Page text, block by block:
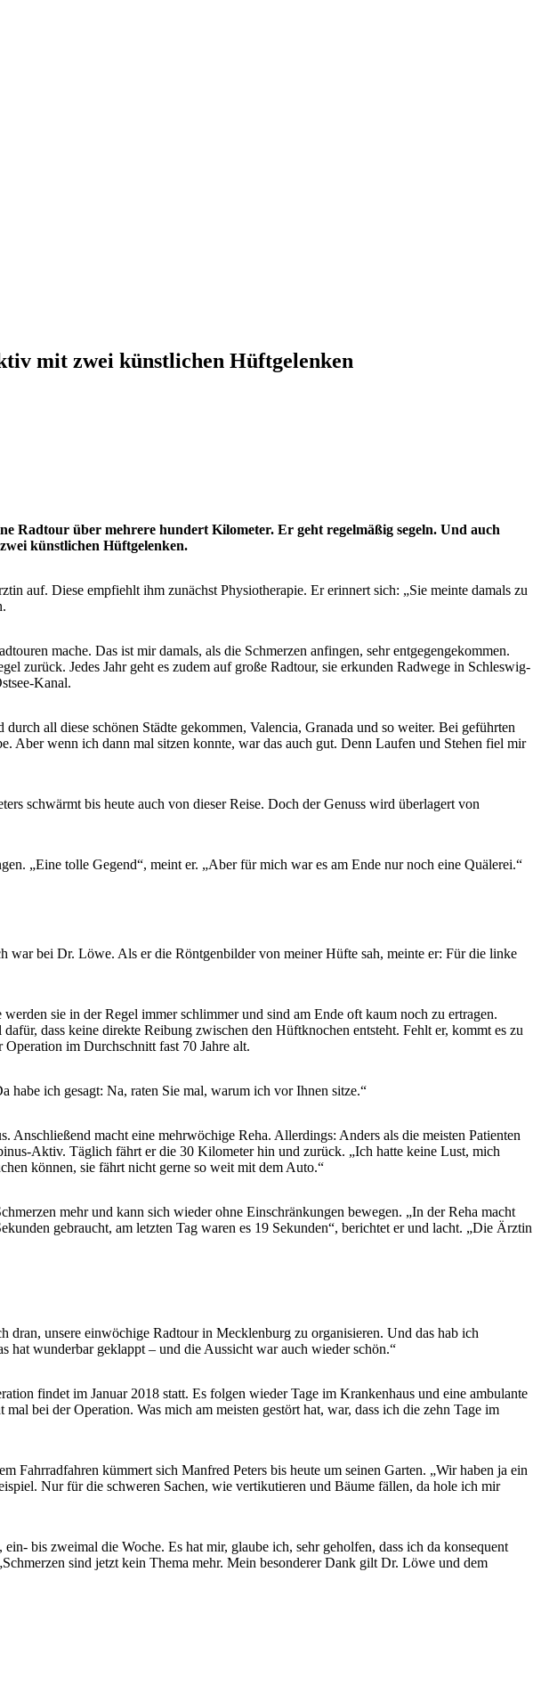
mit zwei künstlichen Hüftgelenken
Radtour über mehrere hundert Kilometer. Er geht regelmäßig segeln. Und auch
künstlichen Hüftgelenken.
auf. Diese empfiehlt ihm zunächst Physiotherapie. Er erinnert sich: „Sie meinte damals zu
mache. Das ist mir damals, als die Schmerzen anfingen, sehr entgegengekommen.
zurück. Jedes Jahr geht es zudem auf große Radtour, sie erkunden Radwege in Schleswig-
Kanal.
all diese schönen Städte gekommen, Valencia, Granada und so weiter. Bei geführten
Aber wenn ich dann mal sitzen konnte, war das auch gut. Denn Laufen und Stehen fiel mir
schwärmt bis heute auch von dieser Reise. Doch der Genuss wird überlagert von
„Eine tolle Gegend“, meint er. „Aber für mich war es am Ende nur noch eine Quälerei.“
bei Dr. Löwe. Als er die Röntgenbilder von meiner Hüfte sah, meinte er: Für die linke
sie in der Regel immer schlimmer und sind am Ende oft kaum noch zu ertragen.
dass keine direkte Reibung zwischen den Hüftknochen entsteht. Fehlt er, kommt es zu
im Durchschnitt fast 70 Jahre alt.
ich gesagt: Na, raten Sie mal, warum ich vor Ihnen sitze.“
macht eine mehrwöchige Reha. Allerdings: Anders als die meisten Patienten
Aktiv. Täglich fährt er die 30 Kilometer hin und zurück. „Ich hatte keine Lust, mich
können, sie fährt nicht gerne so weit mit dem Auto.“
mehr und kann sich wieder ohne Einschränkungen bewegen. „In der Reha macht
gebraucht, am letzten Tag waren es 19 Sekunden“, berichtet er und lacht. „Die Ärztin
dran, unsere einwöchige Radtour in Mecklenburg zu organisieren. Und das hab ich
hat wunderbar geklappt – und die Aussicht war auch wieder schön.“
findet im Januar 2018 statt. Es folgen wieder Tage im Krankenhaus und eine ambulante
bei der Operation. Was mich am meisten gestört hat, war, dass ich die zehn Tage im
Fahrradfahren kümmert sich Manfred Peters bis heute um seinen Garten. „Wir haben ja ein
Nur für die schweren Sachen, wie vertikutieren und Bäume fällen, da hole ich mir
bis zweimal die Woche. Es hat mir, glaube ich, sehr geholfen, dass ich da konsequent
sind jetzt kein Thema mehr. Mein besonderer Dank gilt Dr. Löwe und dem